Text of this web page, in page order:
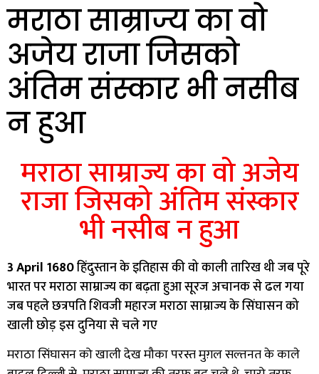
मराठा साम्राज्य का वो
अजेय राजा जिसको
अंतिम संस्कार भी नसीब
न हुआ
मराठा साम्राज्य का वो अजेय
राजा जिसको अंतिम संस्कार
भी नसीब न हुआ
3 April 1680हिंदुस्तान के इतिहास की वो काली तारिख थी जब पूरे
भारत पर मराठा साम्राज्य का बढ़ता हुआ सूरज अचानक से ढल गया
जब पहले छत्रपति शिवजी महारज मराठा साम्राज्य के सिंघासन को
खाली छोड़ इस दुनिया से चले गए
मराठा सिंघासन को खाली देख मौका परस्त मुग़ल सल्तनत के काले